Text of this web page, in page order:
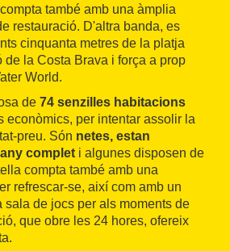
també amb una àmplia
restauració. D'altra banda, es
cinquanta metres de la platja
de la Costa Brava i força a prop
World.
de 74 senzilles habitacions
econòmics, per intentar assolir la
preu. Són netes, estan
complet i algunes disposen de
compta també amb una
refrescar-se, així com amb un
sala de jocs per als moments de
que obre les 24 hores, ofereix